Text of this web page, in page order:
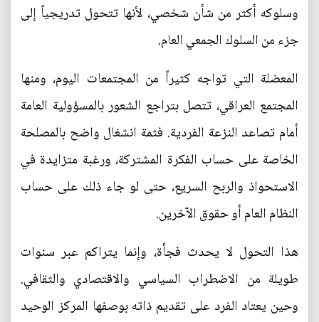
وسلوكه أكثر من شأن شخصي، لأنها تتحول تدريجياً إلى
جزء من السلوك الجمعي العام.
المعضلة التي تواجه كثيراً من المجتمعات اليوم، ومنها
المجتمع العراقي، تتصل بتراجع الشعور بالمسؤولية العامة
أمام تصاعد النزعة الفردية. فثمة انشغال واضح بالمصلحة
الخاصة على حساب الفكرة المشتركة، ورغبة متزايدة في
الاستحواذ والربح السريع، حتى لو جاء ذلك على حساب
النظام العام أو حقوق الآخرين.
هذا التحول لا يحدث فجأة، وإنما يتراكم عبر سنوات
طويلة من الاضطراب السياسي والاقتصادي والثقافي.
وحين يعتاد الفرد على تقديم ذاته بوصفها المركز الوحيد